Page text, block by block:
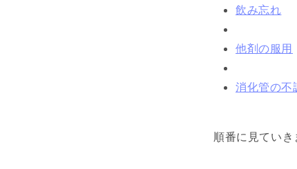
飲み忘れ
他剤の服用
消化管の不
順番に見ていき